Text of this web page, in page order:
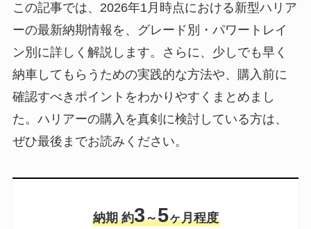
この記事では、2026年1月時点における新型ハリア
ーの最新納期情報を、グレード別・パワートレイ
ン別に詳しく解説します。さらに、少しでも早く
納車してもらうための実践的な方法や、購入前に
確認すべきポイントをわかりやすくまとめまし
た。ハリアーの購入を真剣に検討している方は、
ぜひ最後までお読みください。
納期 約3～5ヶ月程度